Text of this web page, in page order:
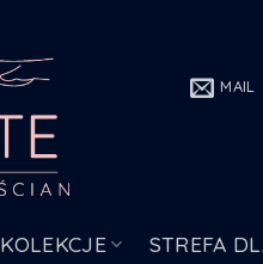
MAIL
KOLEKCJE STREFA